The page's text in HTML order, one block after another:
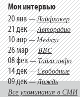
Мои интервью
20 янв—Лайфхакер
21 дек—Авторадио
10 апр—Meduza
26 мар—BBC
08 фев—Тайга.инфо
14 дек—Свободные
09 дек—Дождь
Все упоминания в СМИ